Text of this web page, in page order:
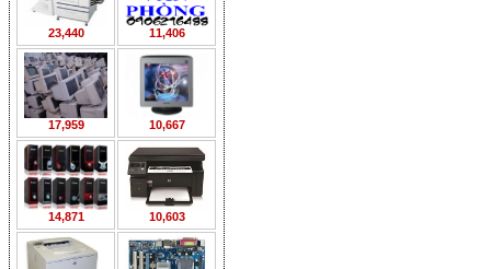
23,440 11,406
17,959 10,667
14,871 10,603